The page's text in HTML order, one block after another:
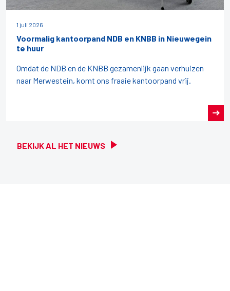
BEKIJK AL HET NIEUWS
1 juli 2026
Voormalig kantoorpand NDB en KNBB in Nieuwegein
te huur
Omdat de NDB en de KNBB gezamenlijk gaan verhuizen
naar Merwestein, komt ons fraaie kantoorpand vrij.